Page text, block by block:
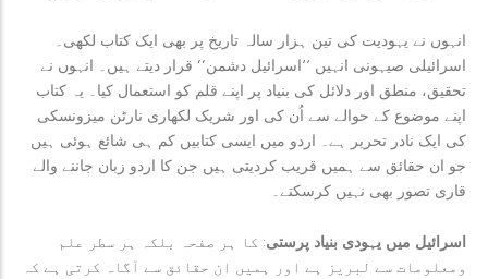
انہوں نے یہودیت کی تین ہزار سالہ تاریخ پر بھی ایک کتاب لکھی۔
اسرائیلی صیہونی انہیں ’’اسرائیل دشمن‘‘ قرار دیتے ہیں۔ انہوں نے
تحقیق، منطق اور دلائل کی بنیاد پر اپنے قلم کو استعمال کیا۔ یہ کتاب
اپنے موضوع کے حوالے سے اُن کی اور شریک لکھاری نارٹن میزونسکی
کی ایک نادر تحریر ہے۔ اردو میں ایسی کتابیں کم ہی شائع ہوئی ہیں
جو ان حقائق سے ہمیں قریب کردیتی ہیں جن کا اردو زبان جاننے والے
قاری تصور بھی نہیں کرسکتے۔
اسرائیل میں یہودی بنیاد پرستی: کا ہر صفحہ بلکہ ہر سطر علم
ومعلومات سے لبریز ہے اور ہمیں ان حقائق سے آگاہ کرتی ہے کہ